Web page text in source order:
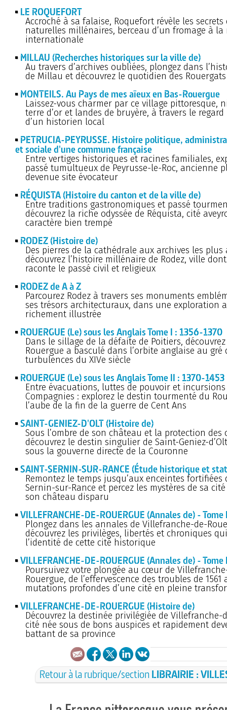
LE ROQUEFORT
Accroché à sa falaise, Roquefort révèle les secrets
naturelles millénaires, berceau d’un fromage à la
internationale
MILLAU (Recherches historiques sur la ville de)
Au travers d’archives oubliées, plongez dans
de Millau et découvrez le quotidien des
MONTEILS. Au Pays de mes aïeux en Bas-Rouergue
Laissez-vous charmer par ce village pittoresque,
terre d’or et landes de bruyère, à travers le
d’un historien local
PETRUCIA-PEYRUSSE. Histoire politique,
et sociale d'une commune française
Entre vertiges historiques et racines familiales,
passé tumultueux de Peyrusse-le-Roc, ancienne
devenue site évocateur
RÉQUISTA (Histoire du canton et de la ville de)
Entre traditions gastronomiques et passé
découvrez la riche odyssée de Réquista, cité
caractère bien trempé
RODEZ (Histoire de)
Des pierres de la cathédrale aux archives les plus
découvrez l’histoire millénaire de Rodez, ville
raconte le passé civil et religieux
RODEZ de A à Z
Parcourez Rodez à travers ses monuments
ses trésors architecturaux, dans une exploration
richement illustrée
ROUERGUE (Le) sous les Anglais Tome I : 1356-1370
Dans le sillage de la défaite de Poitiers,
Rouergue a basculé dans l’orbite anglaise au gré
turbulences du XIVe siècle
ROUERGUE (Le) sous les Anglais Tome II : 1370-1453
Entre évacuations, luttes de pouvoir et incursions
Compagnies : explorez le destin tourmenté du
l’aube de la fin de la guerre de Cent Ans
SAINT-GENIEZ-D'OLT (Histoire de)
Sous l’ombre de son château et la protection des
découvrez le destin singulier de Saint-Geniez-
sous la gouverne directe de la Couronne
SAINT-SERNIN-SUR-RANCE (Étude historique et
Remontez le temps jusqu’aux enceintes fortifiées
Sernin-sur-Rance et percez les mystères de sa
son château disparu
VILLEFRANCHE-DE-ROUERGUE (Annales de) - Tome
Plongez dans les annales de Villefranche-de-
découvrez les privilèges, libertés et chroniques
l’identité de cette cité historique
VILLEFRANCHE-DE-ROUERGUE (Annales de) - Tome
Poursuivez votre plongée au cœur de
Rouergue, de l’effervescence des troubles de 1561
mutations profondes d’une cité en pleine
VILLEFRANCHE-DE-ROUERGUE (Histoire de)
Découvrez la destinée privilégiée de Villefranche-
cité née sous de bons auspices et rapidement
battant de sa province
Retour à la rubrique/section LIBRAIRIE :